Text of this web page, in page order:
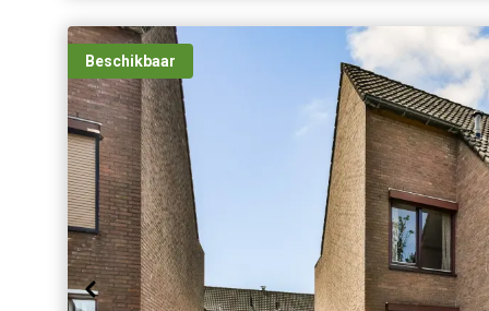
Beschikbaar